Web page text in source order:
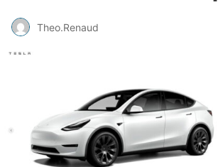
Theo.Renaud